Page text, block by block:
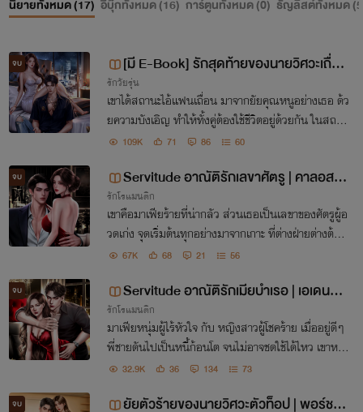
นิยายทั้งหมด (17) อีบุ๊กทั้งหมด (16) การ์ตูนทั้งหมด (0) ธัญลิสต์ทั้งหมด (5
จบ
[มี E-Book] รักสุดท้ายของนายวิศวะเถื่อน
| เธียรxมินนี่
รักวัยรุ่น
เขาได้สถานะไอ้แฟนเถื่อน มาจากยัยคุณหนูอย่างเธอ ด้ว
ยความบังเอิญ ทำให้ทั้งคู่ต้องใช้ชีวิตอยู่ด้วยกัน ในสถาน
ะแฟนปลอม ๆ จนวันหนึ่งกลับรู้สึกดีต่อกันอย่างไม่รู้ตัว
109K 71 86 60
จบ
Servitude อาณัติรักเลขาศัตรู | คาลอสxเ
ซย่า [มี E-Book]
รักโรแมนติก
เขาคือมาเฟียร้ายที่น่ากลัว ส่วนเธอเป็นเลขาของศัตรูผู้อ
วดเก่ง จุดเริ่มต้นทุกอย่างมาจากเกาะ ที่ต่างฝ่ายต่างต้อง
การ เดิมพันธ์ครั้งนี้จึงเป็นจุดเริ่มต้น ที่ทำให้ต้องเอาชนะ
67K 68 21 56
จบ
Servitude อาณัติรักเมียบำเรอ | เอเดนxพ
าย [มี E-Book]
รักโรแมนติก
มาเฟียหนุ่มผู้ไร้หัวใจ กับ หญิงสาวผู้โชคร้าย เมื่ออยู่ดีๆ
พี่ชายดันไปเป็นหนี้ก้อนโต จนไม่อาจชดใช้ได้ไหว เขาหนีไ
ปและทิ้งทุกอย่างไว้ให้เธอ จากชีวิตที่เคยสงบสุข กลับต้
32.9K 36 134 73
จบ
ยัยตัวร้ายของนายวิศวะตัวท็อป | พอร์ชxวั